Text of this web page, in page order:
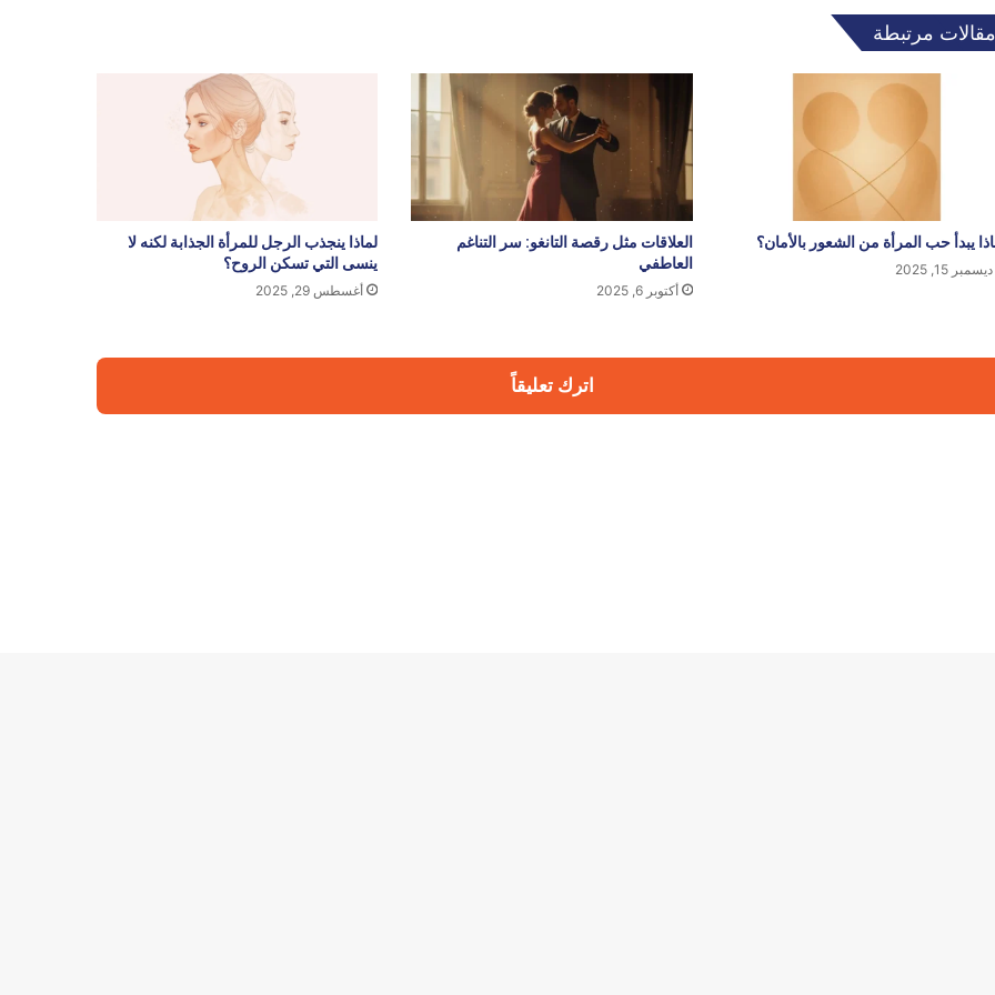
مقالات مرتبطة
يبدأ حب المرأة من الشعور بالأمان؟
ديسمبر 15, 2025
العلاقات مثل رقصة التانغو: سر التناغم
العاطفي
أكتوبر 6, 2025
لماذا ينجذب الرجل للمرأة الجذابة لكنه لا
ينسى التي تسكن الروح؟
أغسطس 29, 2025
اترك تعليقاً